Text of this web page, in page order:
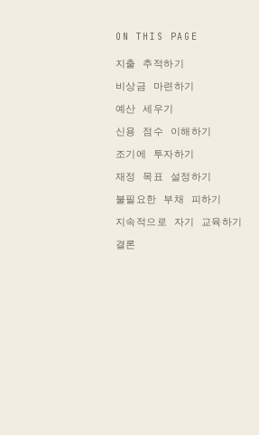
ON THIS PAGE
지출 추적하기
비상금 마련하기
예산 세우기
신용 점수 이해하기
조기에 투자하기
재정 목표 설정하기
불필요한 부채 피하기
지속적으로 자기 교육하기
결론